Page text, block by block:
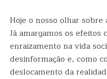
Hoje o nosso olhar sobre
Já amargamos os efeitos
enraizamento na vida
desinformação e, como
deslocamento da